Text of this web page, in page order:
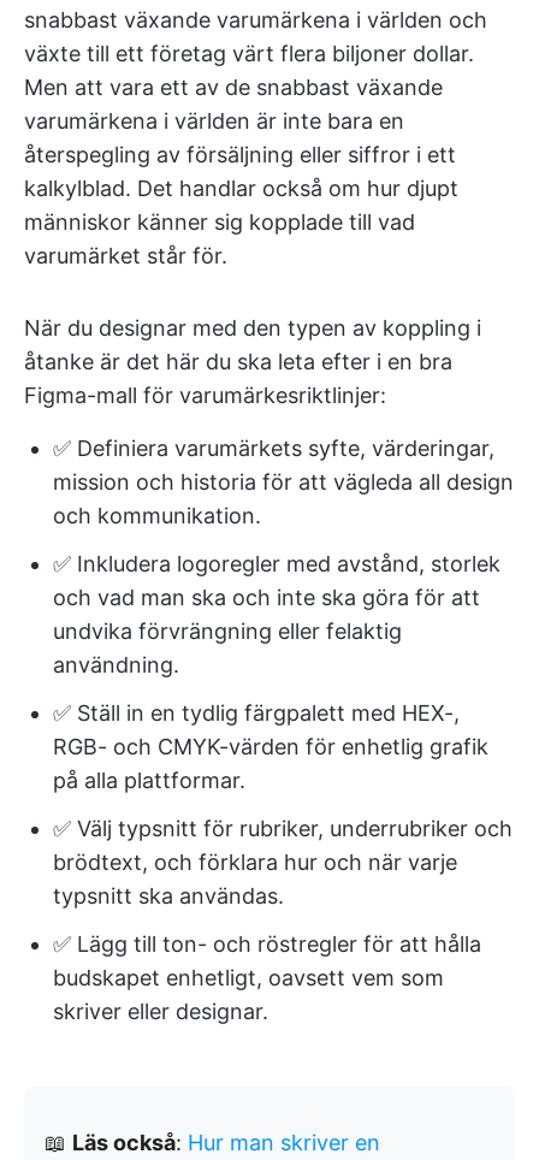
snabbast växande varumärkena i världen och
växte till ett företag värt flera biljoner dollar.
Men att vara ett av de snabbast växande
varumärkena i världen är inte bara en
återspegling av försäljning eller siffror i ett
kalkylblad. Det handlar också om hur djupt
människor känner sig kopplade till vad
varumärket står för.
När du designar med den typen av koppling i
åtanke är det här du ska leta efter i en bra
Figma-mall för varumärkesriktlinjer:
✅ Definiera varumärkets syfte, värderingar,
mission och historia för att vägleda all design
och kommunikation.
✅ Inkludera logoregler med avstånd, storlek
och vad man ska och inte ska göra för att
undvika förvrängning eller felaktig
användning.
✅ Ställ in en tydlig färgpalett med HEX-,
RGB- och CMYK-värden för enhetlig grafik
på alla plattformar.
✅ Välj typsnitt för rubriker, underrubriker och
brödtext, och förklara hur och när varje
typsnitt ska användas.
✅ Lägg till ton- och röstregler för att hålla
budskapet enhetligt, oavsett vem som
skriver eller designar.
📖 Läs också: Hur man skriver en